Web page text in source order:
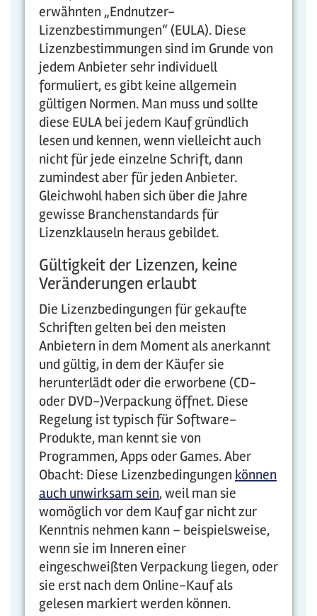
erwähnten „Endnutzer-
Lizenzbestimmungen“ (EULA). Diese
Lizenzbestimmungen sind im Grunde von
jedem Anbieter sehr individuell
formuliert, es gibt keine allgemein
gültigen Normen. Man muss und sollte
diese EULA bei jedem Kauf gründlich
lesen und kennen, wenn vielleicht auch
nicht für jede einzelne Schrift, dann
zumindest aber für jeden Anbieter.
Gleichwohl haben sich über die Jahre
gewisse Branchenstandards für
Lizenzklauseln heraus gebildet.
Gültigkeit der Lizenzen, keine
Veränderungen erlaubt
Die Lizenzbedingungen für gekaufte
Schriften gelten bei den meisten
Anbietern in dem Moment als anerkannt
und gültig, in dem der Käufer sie
herunterlädt oder die erworbene (CD-
oder DVD-)Verpackung öffnet. Diese
Regelung ist typisch für Software-
Produkte, man kennt sie von
Programmen, Apps oder Games. Aber
Obacht: Diese Lizenzbedingungen können
auch unwirksam sein, weil man sie
womöglich vor dem Kauf gar nicht zur
Kenntnis nehmen kann – beispielsweise,
wenn sie im Inneren einer
eingeschweißten Verpackung liegen, oder
sie erst nach dem Online-Kauf als
gelesen markiert werden können.